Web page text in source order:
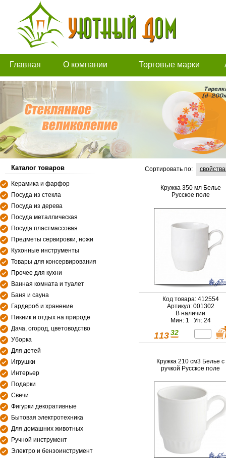
Главная О компании Торговые марки
Каталог товаров
Керамика и фарфор
Посуда из стекла
Посуда из дерева
Посуда металлическая
Посуда пластмассовая
Предметы сервировки, ножи
Кухонные инструменты
Товары для консервирования
Прочее для кухни
Ванная комната и туалет
Баня и сауна
Гардероб и хранение
Пикник и отдых на природе
Дача, огород, цветоводство
Уборка
Для детей
Игрушки
Интерьер
Подарки
Свечи
Фигурки декоративные
Бытовая электротехника
Для домашних животных
Ручной инструмент
Электро и бензоинструмент
Сортировать по:
Кружка 350 мл Белье
Русское поле
Код товара: 412554
Артикул: 001302
В наличии
Мин: 1 Уп: 24
113 32
Кружка 210 см3 Белье с
ручкой Русское поле